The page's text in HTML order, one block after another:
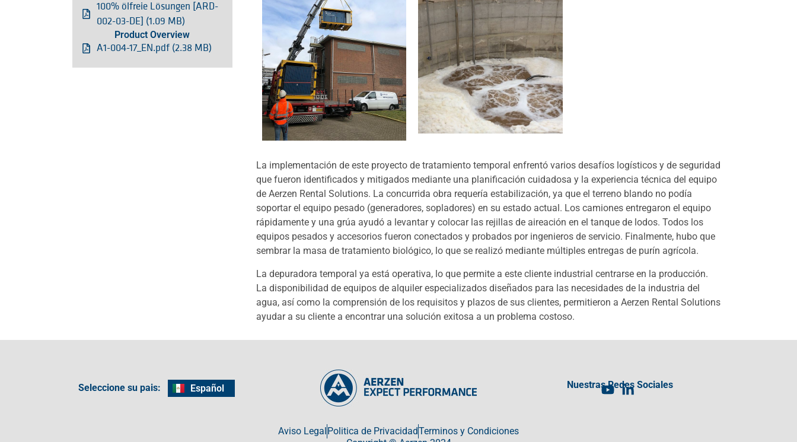
100% ölfreie Lösungen [ARD-
002-03-DE] (1.09 MB)
Product Overview
A1-004-17_EN.pdf (2.38 MB)
La implementación de este proyecto de tratamiento temporal enfrentó varios desafíos logísticos y de seguridad
que fueron identificados y mitigados mediante una planificación cuidadosa y la experiencia técnica del equipo
de Aerzen Rental Solutions. La concurrida obra requería estabilización, ya que el terreno blando no podía
soportar el equipo pesado (generadores, sopladores) en su estado actual. Los camiones entregaron el equipo
rápidamente y una grúa ayudó a levantar y colocar las rejillas de aireación en el tanque de lodos. Todos los
equipos pesados ​​y accesorios fueron conectados y probados por ingenieros de servicio. Finalmente, hubo que
sembrar la masa de tratamiento biológico, lo que se realizó mediante múltiples entregas de purín agrícola.
La depuradora temporal ya está operativa, lo que permite a este cliente industrial centrarse en la producción.
La disponibilidad de equipos de alquiler especializados diseñados para las necesidades de la industria del
agua, así como la comprensión de los requisitos y plazos de sus clientes, permitieron a Aerzen Rental Solutions
ayudar a su cliente a encontrar una solución exitosa a un problema costoso.
Seleccione su pais: Español
English Nuestras Redes Sociales
Aviso Legal Politica de PrivacidadTerminos y Condiciones